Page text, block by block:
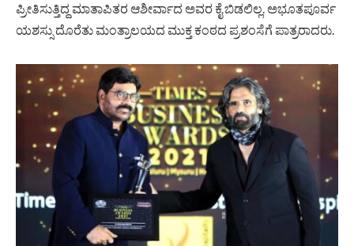
ಪ್ರೀತಿಸುತ್ತಿದ್ದ ಮಾತಾಪಿತರ ಆಶೀರ್ವಾದ ಅವರ ಕೈ ಬಿಡಲಿಲ್ಲ. ಅಭೂತಪೂರ್ವ
ಯಶಸ್ಸು ದೊರೆತು ಮಂತ್ರಾಲಯದ ಮುಕ್ತ ಕಂಠದ ಪ್ರಶಂಸೆಗೆ ಪಾತ್ರರಾದರು.